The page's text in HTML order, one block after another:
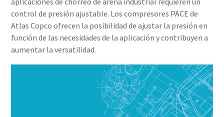
control de presión ajustable. Los compresores PACE de
Atlas Copco ofrecen la posibilidad de ajustar la presión en
función de las necesidades de la aplicación y contribuyen a
aumentar la versatilidad.